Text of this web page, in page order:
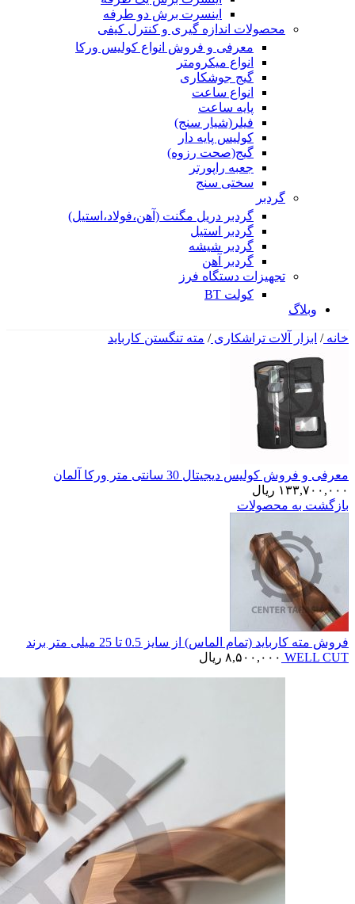
اینسرت برش دو طرفه
محصولات اندازه گیری و کنترل کیفی
معرفی و فروش انواع کولیس ورکا
انواع میکرومتر
گیج جوشکاری
انواع ساعت
پایه ساعت
فیلر(شیار سنج)
کولیس پایه دار
گیج(صحت رزوه)
جعبه راپورتر
سختی سنج
گردبر
گردبر دریل مگنت (آهن،فولاد،استیل)
گردبر استیل
گردبر شیشه
گردبر آهن
تجهیزات دستگاه فرز
کولت BT
وبلاگ
خانه/ ابزار آلات تراشکاری/ مته تنگستن کارباید
معرفی و فروش کولیس دیجیتال 30 سانتی متر ورکا آلمان
۱۳۳,۷۰۰,۰۰۰ ریال
بازگشت به محصولات
فروش مته کارباید (تمام الماس) از سایز 0.5 تا 25 میلی متر برند
WELL CUT ۸,۵۰۰,۰۰۰ ریال